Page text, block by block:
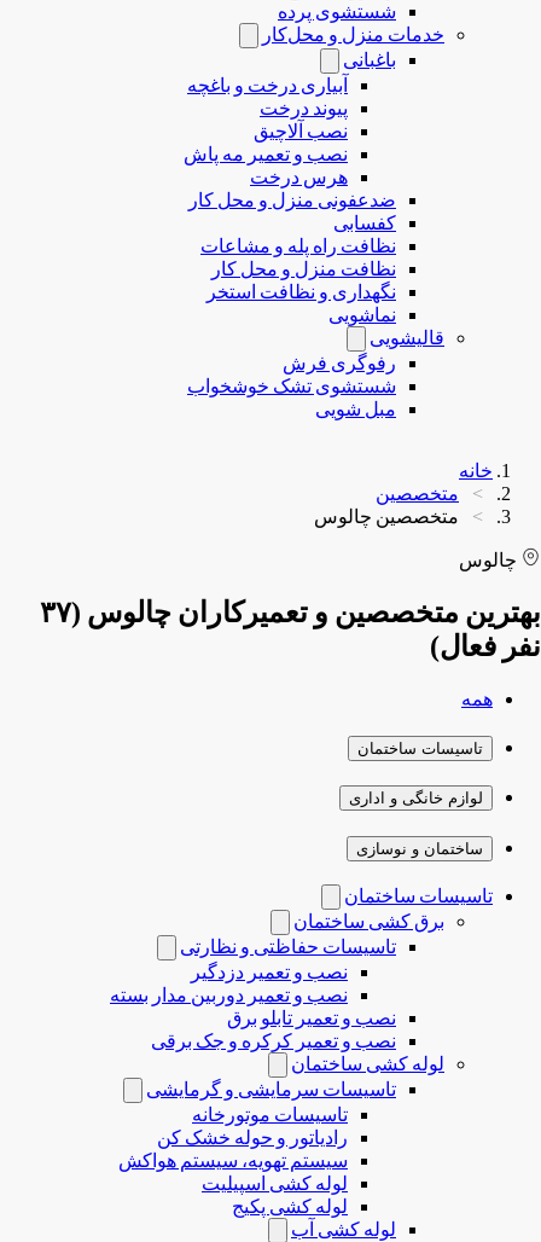
شستشوی پرده
خدمات منزل و محل‌کار
باغبانی
آبیاری درخت و باغچه
پیوند درخت
نصب آلاچیق
نصب و تعمیر مه پاش
هرس درخت
ضدعفونی منزل و محل کار
کفسابی
نظافت راه پله و مشاعات
نظافت منزل و محل کار
نگهداری و نظافت استخر
نماشویی
قالیشویی
رفوگری فرش
شستشوی تشک خوشخواب
مبل شویی
خانه
متخصصین
متخصصین چالوس
چالوس
بهترین متخصصین و تعمیرکاران چالوس (۳۷
نفر فعال)
همه
تاسیسات ساختمان
لوازم خانگی و اداری
ساختمان و نوسازی
تاسیسات ساختمان
برق کشی ساختمان
تاسیسات حفاظتی و نظارتی
نصب و تعمیر دزدگیر
نصب و تعمیر دوربین مدار بسته
نصب و تعمیر تابلو برق
نصب و تعمیر کرکره و جک برقی
لوله کشی ساختمان
تاسیسات سرمایشی و گرمایشی
تاسیسات موتورخانه
رادیاتور و حوله خشک کن
سیستم تهویه، سیستم هواکش
لوله کشی اسپیلیت
لوله کشی پکیج
لوله کشی آب